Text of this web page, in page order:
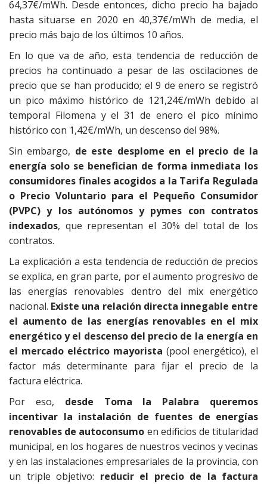
o
o
k
a
m
A
p
p
ar
ti
r
64,37€/mWh. Desde entonces, dicho precio ha bajado
hasta situarse en 2020 en 40,37€/mWh de media, el
precio más bajo de los últimos 10 años.
En lo que va de año, esta tendencia de reducción de
precios ha continuado a pesar de las oscilaciones de
precio que se han producido; el 9 de enero se registró
un pico máximo histórico de 121,24€/mWh debido al
temporal Filomena y el 31 de enero el pico mínimo
histórico con 1,42€/mWh, un descenso del 98%.
Sin embargo, de este desplome en el precio de la
energía solo se benefician de forma inmediata los
consumidores finales acogidos a la Tarifa Regulada
o Precio Voluntario para el Pequeño Consumidor
(PVPC) y los autónomos y pymes con contratos
indexados, que representan el 30% del total de los
contratos.
La explicación a esta tendencia de reducción de precios
se explica, en gran parte, por el aumento progresivo de
las energías renovables dentro del mix energético
nacional. Existe una relación directa innegable entre
el aumento de las energías renovables en el mix
energético y el descenso del precio de la energía en
el mercado eléctrico mayorista (pool energético), el
factor más determinante para fijar el precio de la
factura eléctrica.
Por eso, desde Toma la Palabra queremos
incentivar la instalación de fuentes de energías
renovables de autoconsumo en edificios de titularidad
municipal, en los hogares de nuestros vecinos y vecinas
y en las instalaciones empresariales de la provincia, con
un triple objetivo: reducir el precio de la factura